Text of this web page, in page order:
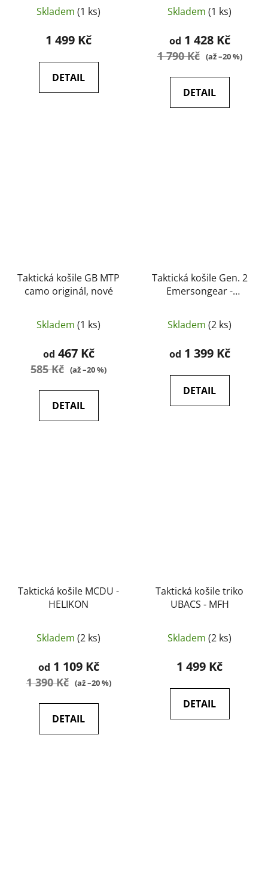
Skladem (1 ks)
1 499 Kč
DETAIL
Skladem (1 ks)
od 1 428 Kč
1 790 Kč (až –20 %)
DETAIL
Taktická košile GB MTP
camo originál, nové
Skladem (1 ks)
od 467 Kč
585 Kč (až –20 %)
DETAIL
Taktická košile Gen. 2
Emersongear -
Skladem (2 ks)
od 1 399 Kč
DETAIL
Taktická košile MCDU -
HELIKON
Skladem (2 ks)
od 1 109 Kč
1 390 Kč (až –20 %)
DETAIL
Taktická košile triko
UBACS - MFH
Skladem (2 ks)
1 499 Kč
DETAIL